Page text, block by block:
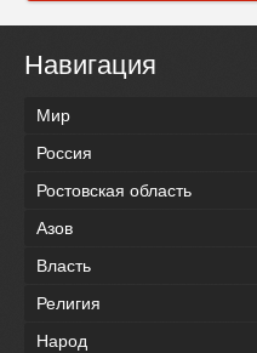
Навигация
Мир
Россия
Ростовская область
Азов
Власть
Религия
Народ